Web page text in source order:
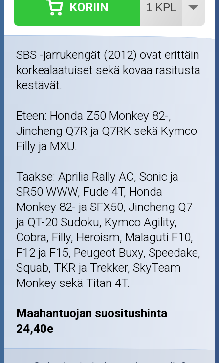
KORIIN
SBS -jarrukengät (2012) ovat erittäin
korkealaatuiset sekä kovaa rasitusta
kestävät.
Eteen: Honda Z50 Monkey 82-,
Jincheng Q7R ja Q7RK sekä Kymco
Filly ja MXU.
Taakse: Aprilia Rally AC, Sonic ja
SR50 WWW, Fude 4T, Honda
Monkey 82- ja SFX50, Jincheng Q7
ja QT-20 Sudoku, Kymco Agility,
Cobra, Filly, Heroism, Malaguti F10,
F12 ja F15, Peugeot Buxy, Speedake,
Squab, TKR ja Trekker, SkyTeam
Monkey sekä Titan 4T.
Maahantuojan suositushinta
24,40e